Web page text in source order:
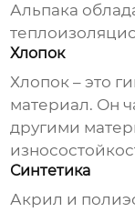
Альпака
Хлопок
Хлопок – это
материал. Он
другими
Синтетика
Акрил и